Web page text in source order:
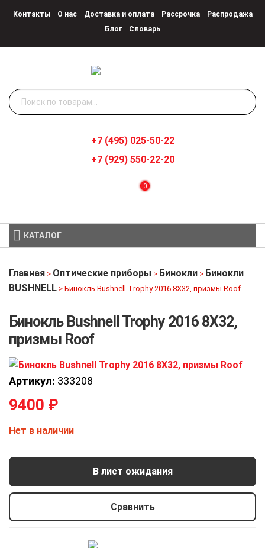
Контакты О нас Доставка и оплата Рассрочка
Распродажа
Блог
Словарь
Искать:
0
+7 (495) 025-50-22
+7 (929) 550-22-20
КАТАЛОГ
Главная > Оптические приборы > Бинокли > Бинокли
BUSHNELL > Бинокль Bushnell Trophy 2016 8X32, призмы Roof
Бинокль Bushnell Trophy 2016 8X32,
призмы Roof
Артикул: 333208
9400 ₽
Нет в наличии
В лист ожидания
Сравнить